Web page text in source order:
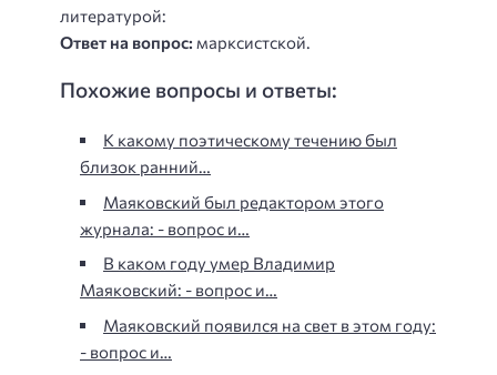
литературой:
Ответ на вопрос: марксистской.
Похожие вопросы и ответы:
К какому поэтическому течению был
близок ранний…
Маяковский был редактором этого
журнала: - вопрос и…
В каком году умер Владимир
Маяковский: - вопрос и…
Маяковский появился на свет в этом году:
- вопрос и…